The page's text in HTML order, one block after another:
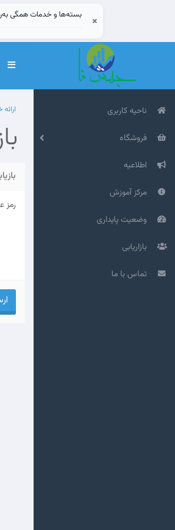
بسته‌ها و خدمات همگی ×
تغییر
ناحیه کاربری
فروشگاه
اطلاعیه
مرکز آموزش
وضعیت پایداری
بازاریابی
تماس با ما
رمز